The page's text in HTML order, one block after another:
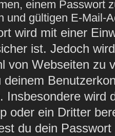
einem Passwort
und gültigen E-Mail-
wird mit einer
ist. Jedoch
von Webseiten zu
deinem
Insbesondere wird
oder ein Dritter
du dein